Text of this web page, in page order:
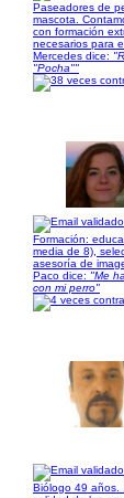
Paseadores de
mascota.
con formación
necesarios para
Mercedes dice:
"Pocha""
Formación:
media de 8),
asesoría de
Paco dice: "Me
con mi perro"
Biólogo 49 años.